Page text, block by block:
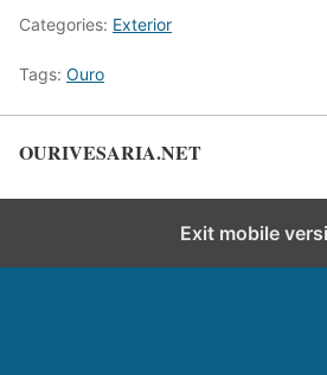
Categories: Exterior
Tags: Ouro
OURIVESARIA.NET
Exit mobile